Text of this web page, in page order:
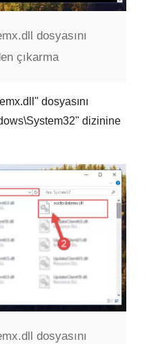
dosyasını
çıkarma
" dosyasını
" dizinine
dosyasını